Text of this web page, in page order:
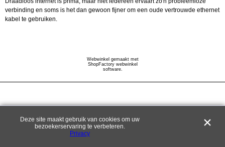
verbinding en soms is het dan gewoon fijner om een oude vertrouwde ethernet
kabel te gebruiken.
Webwinkel gemaakt met
ShopFactory webwinkel
software.
Deze site maakt gebruik van cookies om uw
bezoekerservaring te verbeteren.
Privacy